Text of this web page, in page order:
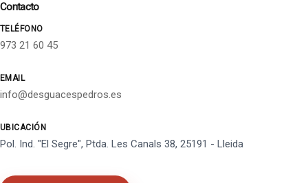
Contacto
TELÉFONO
973 21 60 45
EMAIL
info@desguacespedros.es
UBICACIÓN
Pol. Ind. "El Segre", Ptda. Les Canals 38, 25191 - Lleida